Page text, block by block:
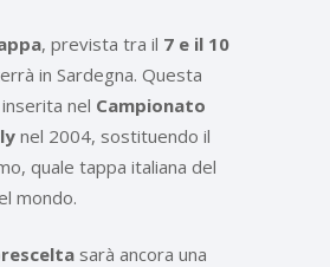
, prevista tra il 7 e il 10
in Sardegna. Questa
nel Campionato
nel 2004, sostituendo il
quale tappa italiana del
mondo.
sarà ancora una